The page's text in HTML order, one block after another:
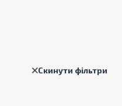
Скинути фільтри